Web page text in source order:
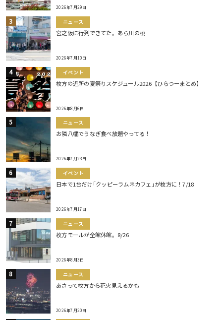
2026年7月29日
ニュース
宮之阪に行列できてた。あら川の桃
2026年7月10日
イベント
枚方の近所の夏祭りスケジュール2026【ひらつーまとめ】
2026年8月6日
ニュース
お隣八幡でうなぎ食べ放題やってる！
2026年7月23日
イベント
日本で1台だけ｢クッピーラムネカフェ｣が枚方に！7/18
2026年7月17日
ニュース
枚方モールが全館休館。8/26
2026年8月3日
ニュース
あさって枚方から花火見えるかも
2026年7月20日